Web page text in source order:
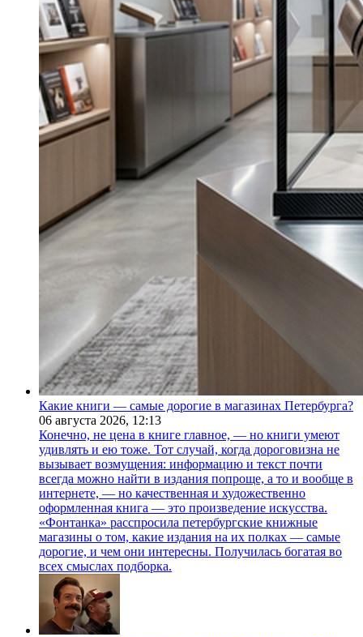
Какие книги — самые дорогие в магазинах Петербурга?
06 августа 2026, 12:13
Конечно, не цена в книге главное, — но книги умеют
удивлять и ею тоже. Тот случай, когда дороговизна не
вызывает возмущения: информацию и текст почти
всегда можно найти в издания попроще, а то и вообще в
интернете, — но качественная и художественно
оформленная книга — это произведение искусства.
«Фонтанка» расспросила петербургские книжные
магазины о том, какие издания на их полках — самые
дорогие, и чем они интересны. Получилась богатая во
всех смыслах подборка.